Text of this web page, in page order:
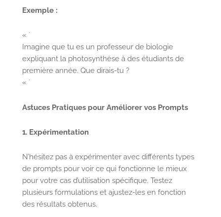
Exemple :
« `
Imagine que tu es un professeur de biologie
expliquant la photosynthèse à des étudiants de
première année. Que dirais-tu ?
« `
Astuces Pratiques pour Améliorer vos Prompts
1. Expérimentation
N’hésitez pas à expérimenter avec différents types
de prompts pour voir ce qui fonctionne le mieux
pour votre cas d’utilisation spécifique. Testez
plusieurs formulations et ajustez-les en fonction
des résultats obtenus.